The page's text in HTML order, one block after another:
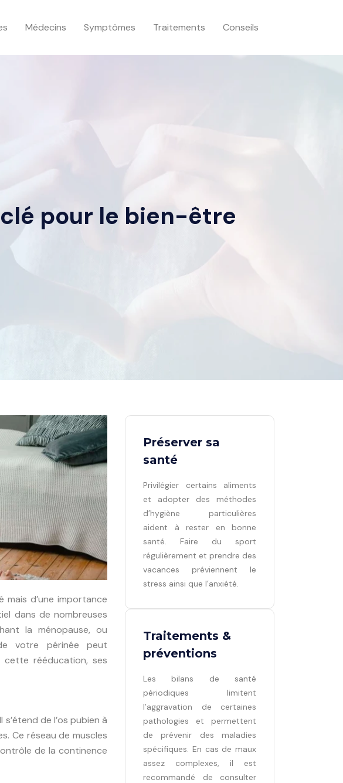
Médecins Symptômes Traitements Conseils
pour le bien-être
d’une importance
dans de nombreuses
la ménopause, ou
votre périnée peut
cette rééducation, ses
de l’os pubien à
Ce réseau de muscles
de la continence
Préserver sa
santé
Privilégier certains aliments
et adopter des méthodes
d’hygiène particulières
aident à rester en bonne
santé. Faire du sport
régulièrement et prendre des
vacances préviennent le
stress ainsi que l’anxiété.
Traitements &
préventions
Les bilans de santé
périodiques limitent
l’aggravation de certaines
pathologies et permettent
de prévenir des maladies
spécifiques. En cas de maux
assez complexes, il est
recommandé de consulter